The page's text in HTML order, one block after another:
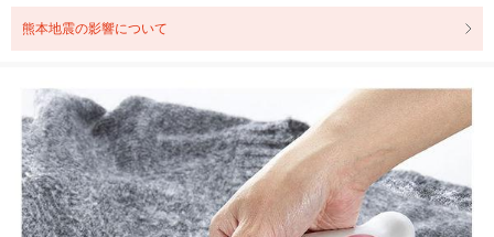
熊本地震の影響について